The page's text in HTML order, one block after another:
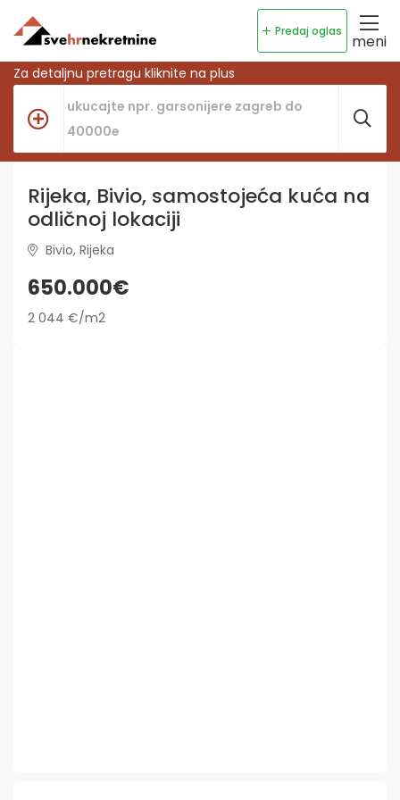
Predaj oglas
meni
Za detaljnu pretragu kliknite na plus
Rijeka, Bivio, samostojeća kuća na
odličnoj lokaciji
Bivio, Rijeka
650.000€
2 044 €/m2